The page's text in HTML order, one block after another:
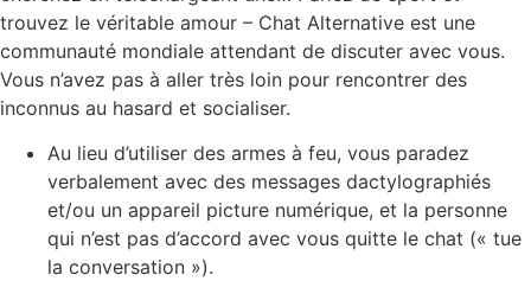
trouvez le véritable amour – Chat Alternative est une
communauté mondiale attendant de discuter avec vous.
Vous n’avez pas à aller très loin pour rencontrer des
inconnus au hasard et socialiser.
Au lieu d’utiliser des armes à feu, vous paradez
verbalement avec des messages dactylographiés
et/ou un appareil picture numérique, et la personne
qui n’est pas d’accord avec vous quitte le chat (« tue
la conversation »).